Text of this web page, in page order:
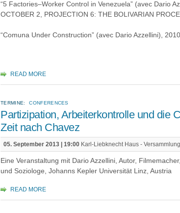
“5 Factories–Worker Control in Venezuela” (avec Dario
OCTOBER 2, PROJECTION 6: THE BOLIVARIAN
“Comuna Under Construction” (avec Dario Azzellini),
READ MORE
TERMINE: CONFERENCES
Partizipation, Arbeiterkontrolle und die
Zeit nach Chavez
05. September 2013 | 19:00 Karl-Liebknecht Haus -
Eine Veranstaltung mit Dario Azzellini, Autor,
und Soziologe, Johanns Kepler Universität Linz, Austria
READ MORE